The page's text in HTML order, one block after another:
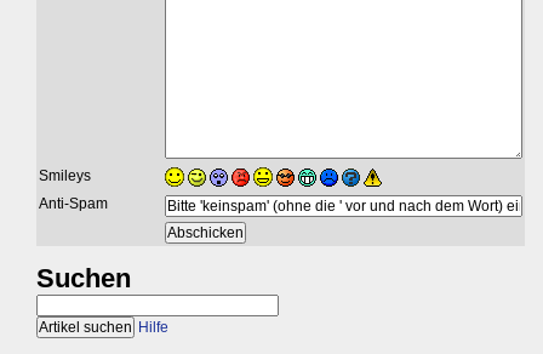
Smileys
Anti-Spam
Suchen
Hilfe